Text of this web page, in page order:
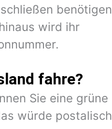
benötigen
wird ihr
fahre?
Sie eine grüne
würde postalisch